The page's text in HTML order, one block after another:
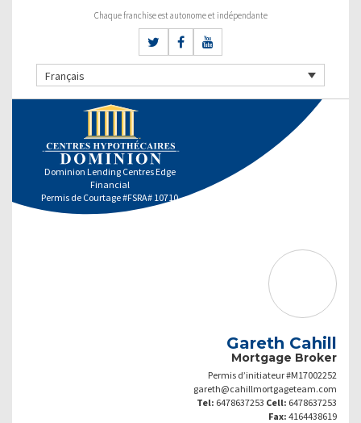
Chaque franchise est autonome et indépendante
Français
Dominion Lending Centres Edge
Financial
Permis de Courtage #FSRA# 10710
Gareth Cahill
Mortgage Broker
Permis d’initiateur #M17002252
gareth@cahillmortgageteam.com
Tel: 6478637253 Cell: 6478637253
Fax: 4164438619